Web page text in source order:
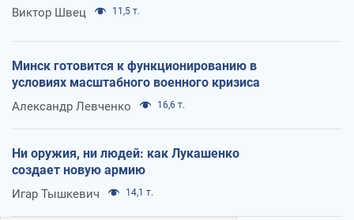
Виктор Швец 11,5 т.
Минск готовится к функционированию в
условиях масштабного военного кризиса
Александр Левченко 16,6 т.
Ни оружия, ни людей: как Лукашенко
создает новую армию
Игар Тышкевич 14,1 т.